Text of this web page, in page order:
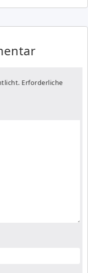
Erforderliche